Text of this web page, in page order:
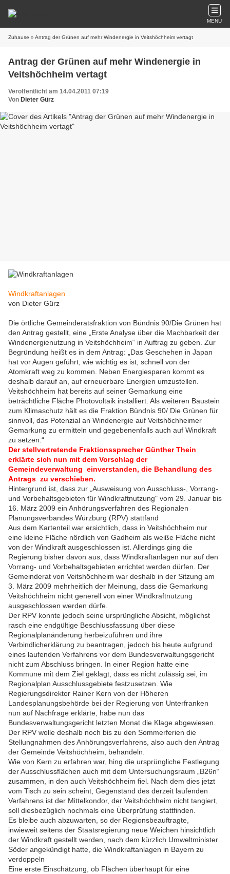
MENU
Zuhause » Antrag der Grünen auf mehr Windenergie in Veitshöchheim vertagt
Antrag der Grünen auf mehr Windenergie in
Veitshöchheim vertagt
Veröffentlicht am 14.04.2011 07:19
Von Dieter Gürz
Windkraftanlagen
von Dieter Gürz
Die örtliche Gemeinderatsfraktion von Bündnis 90/Die Grünen hat
den Antrag gestellt, eine „Erste Analyse über die Machbarkeit der
Windenergienutzung in Veitshöchheim“ in Auftrag zu geben. Zur
Begründung heißt es in dem Antrag: „Das Geschehen in Japan
hat vor Augen geführt, wie wichtig es ist, schnell von der
Atomkraft weg zu kommen. Neben Energiesparen kommt es
deshalb darauf an, auf erneuerbare Energien umzustellen.
Veitshöchheim hat bereits auf seiner Gemarkung eine
beträchtliche Fläche Photovoltaik installiert. Als weiteren Baustein
zum Klimaschutz hält es die Fraktion Bündnis 90/ Die Grünen für
sinnvoll, das Potenzial an Windenergie auf Veitshöchheimer
Gemarkung zu ermitteln und gegebenenfalls auch auf Windkraft
zu setzen.“
Der stellvertretende Fraktionssprecher Günther Thein
erklärte sich nun mit dem Vorschlag der
Gemeindeverwaltung einverstanden, die Behandlung des
Antrags zu verschieben.
Hintergrund ist, dass zur „Ausweisung von Ausschluss-, Vorrang-
und Vorbehaltsgebieten für Windkraftnutzung" vom 29. Januar bis
16. März 2009 ein Anhörungsverfahren des Regionalen
Planungsverbandes Würzburg (RPV) stattfand
Aus dem Kartenteil war ersichtlich, dass in Veitshöchheim nur
eine kleine Fläche nördlich von Gadheim als weiße Fläche nicht
von der Windkraft ausgeschlossen ist. Allerdings ging die
Regierung bisher davon aus, dass Windkraftanlagen nur auf den
Vorrang- und Vorbehaltsgebieten errichtet werden dürfen. Der
Gemeinderat von Veitshöchheim war deshalb in der Sitzung am
3. März 2009 mehrheitlich der Meinung, dass die Gemarkung
Veitshöchheim nicht generell von einer Windkraftnutzung
ausgeschlossen werden dürfe.
Der RPV konnte jedoch seine ursprüngliche Absicht, möglichst
rasch eine endgültige Beschlussfassung über diese
Regionalplanänderung herbeizuführen und ihre
Verbindlicherklärung zu beantragen, jedoch bis heute aufgrund
eines laufenden Verfahrens vor dem Bundesverwaltungsgericht
nicht zum Abschluss bringen. In einer Region hatte eine
Kommune mit dem Ziel geklagt, dass es nicht zulässig sei, im
Regionalplan Ausschlussgebiete festzusetzen. Wie
Regierungsdirektor Rainer Kern von der Höheren
Landesplanungsbehörde bei der Regierung von Unterfranken
nun auf Nachfrage erklärte, habe nun das
Bundesverwaltungsgericht letzten Monat die Klage abgewiesen.
Der RPV wolle deshalb noch bis zu den Sommerferien die
Stellungnahmen des Anhörungsverfahrens, also auch den Antrag
der Gemeinde Veitshöchheim, behandeln.
Wie von Kern zu erfahren war, hing die ursprüngliche Festlegung
der Ausschlussflächen auch mit dem Untersuchungsraum „B26n“
zusammen, in den auch Veitshöchheim fiel. Nach dem dies jetzt
vom Tisch zu sein scheint, Gegenstand des derzeit laufenden
Verfahrens ist der Mittelkondor, der Veitshöchheim nicht tangiert,
soll diesbezüglich nochmals eine Überprüfung stattfinden.
Es bleibe auch abzuwarten, so der Regionsbeauftragte,
inwieweit seitens der Staatsregierung neue Weichen hinsichtlich
der Windkraft gestellt werden, nach dem kürzlich Umweltminister
Söder angekündigt hatte, die Windkraftanlagen in Bayern zu
verdoppeln
Eine erste Einschätzung, ob Flächen überhaupt für eine